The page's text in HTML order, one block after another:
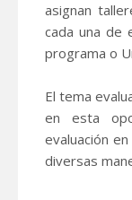
asignan
cada una de
programa o
El tema
en esta
evaluación
diversas